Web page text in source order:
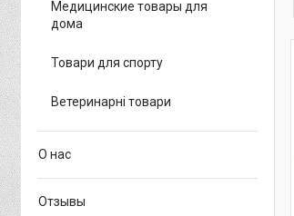
Медицинские товары для
дома
Товари для спорту
Ветеринарні товари
О нас
Отзывы